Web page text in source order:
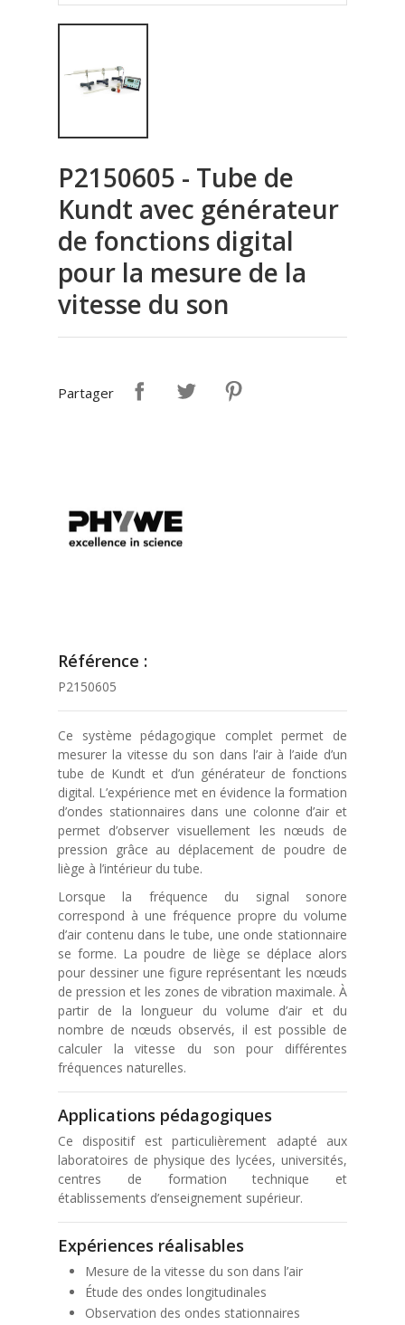
P2150605 - Tube de
Kundt avec générateur
de fonctions digital
pour la mesure de la
vitesse du son
Partager
Référence :
P2150605
Ce système pédagogique complet permet de
mesurer la vitesse du son dans l’air à l’aide d’un
tube de Kundt et d’un générateur de fonctions
digital. L’expérience met en évidence la formation
d’ondes stationnaires dans une colonne d’air et
permet d’observer visuellement les nœuds de
pression grâce au déplacement de poudre de
liège à l’intérieur du tube.
Lorsque la fréquence du signal sonore
correspond à une fréquence propre du volume
d’air contenu dans le tube, une onde stationnaire
se forme. La poudre de liège se déplace alors
pour dessiner une figure représentant les nœuds
de pression et les zones de vibration maximale. À
partir de la longueur du volume d’air et du
nombre de nœuds observés, il est possible de
calculer la vitesse du son pour différentes
fréquences naturelles.
Applications pédagogiques
Ce dispositif est particulièrement adapté aux
laboratoires de physique des lycées, universités,
centres de formation technique et
établissements d’enseignement supérieur.
Expériences réalisables
Mesure de la vitesse du son dans l’air
Étude des ondes longitudinales
Observation des ondes stationnaires